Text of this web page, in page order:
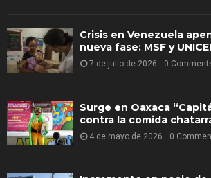
Crisis en Venezuela
nueva fase: MSF y
7 de julio de 2026 0
Surge en Oaxaca
contra la comida
4 de mayo de 2026 0